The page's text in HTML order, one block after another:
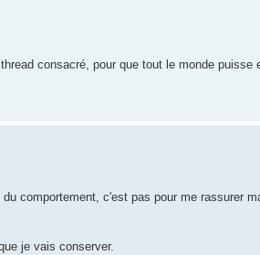
consacré, pour que tout le monde puisse
comportement, c'est pas pour me rassurer
je vais conserver.